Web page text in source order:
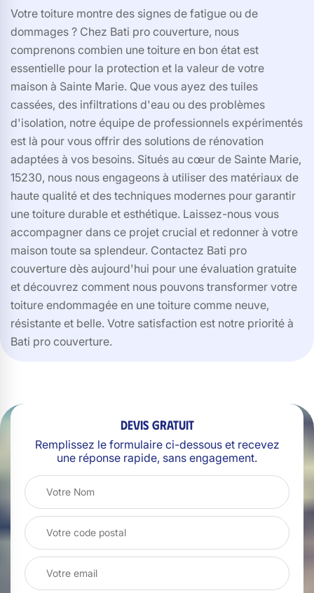
Votre toiture montre des signes de fatigue ou de
dommages ? Chez Bati pro couverture, nous
comprenons combien une toiture en bon état est
essentielle pour la protection et la valeur de votre
maison à Sainte Marie. Que vous ayez des tuiles
cassées, des infiltrations d'eau ou des problèmes
d'isolation, notre équipe de professionnels expérimentés
est là pour vous offrir des solutions de rénovation
adaptées à vos besoins. Situés au cœur de Sainte Marie,
15230, nous nous engageons à utiliser des matériaux de
haute qualité et des techniques modernes pour garantir
une toiture durable et esthétique. Laissez-nous vous
accompagner dans ce projet crucial et redonner à votre
maison toute sa splendeur. Contactez Bati pro
couverture dès aujourd'hui pour une évaluation gratuite
et découvrez comment nous pouvons transformer votre
toiture endommagée en une toiture comme neuve,
résistante et belle. Votre satisfaction est notre priorité à
Bati pro couverture.
Devis gratuit
Remplissez le formulaire ci-dessous et recevez
une réponse rapide, sans engagement.